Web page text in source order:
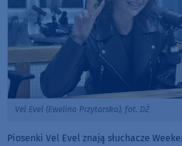
Vel Evel (Ewelina Przytarska), fot. DŻ
Piosenki Vel Evel znają słuchacze